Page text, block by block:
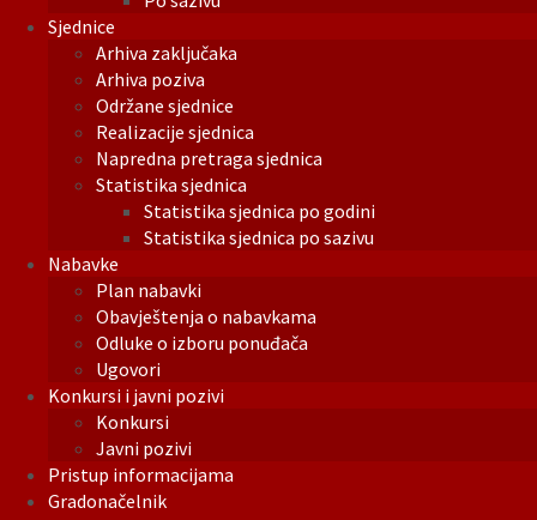
Sjednice
Arhiva zaključaka
Arhiva poziva
Održane sjednice
Realizacije sjednica
Napredna pretraga sjednica
Statistika sjednica
Statistika sjednica po godini
Statistika sjednica po sazivu
Nabavke
Plan nabavki
Obavještenja o nabavkama
Odluke o izboru ponuđača
Ugovori
Konkursi i javni pozivi
Konkursi
Javni pozivi
Pristup informacijama
Gradonačelnik